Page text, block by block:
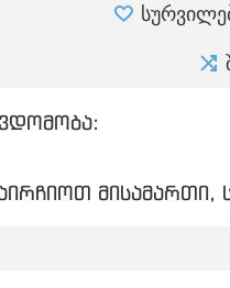
მისამართი,